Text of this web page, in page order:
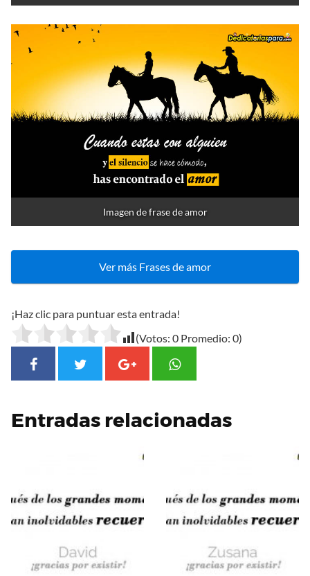
Imagen de frase de amor
Ver más Frases de amor
¡Haz clic para puntuar esta entrada!
(Votos: 0 Promedio: 0)
Entradas relacionadas